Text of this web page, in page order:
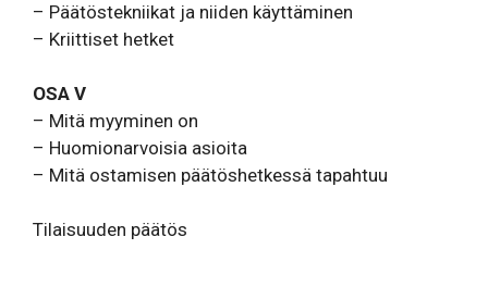
– Päätöstekniikat ja niiden käyttäminen
– Kriittiset hetket
OSA V
– Mitä myyminen on
– Huomionarvoisia asioita
– Mitä ostamisen päätöshetkessä tapahtuu
Tilaisuuden päätös